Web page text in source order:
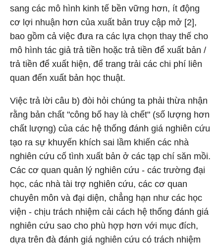
sang các mô hình kinh tế bền vững hơn, ít động
cơ lợi nhuận hơn của xuất bản truy cập mở [2],
bao gồm cả việc đưa ra các lựa chọn thay thế cho
mô hình tác giả trả tiền hoặc trả tiền để xuất bản /
trả tiền để xuất hiện, để trang trải các chi phí liên
quan đến xuất bản học thuật.
Việc trả lời câu b) đòi hỏi chúng ta phải thừa nhận
rằng bản chất "công bố hay là chết" (số lượng hơn
chất lượng) của các hệ thống đánh giá nghiên cứu
tạo ra sự khuyến khích sai lầm khiến các nhà
nghiên cứu cố tình xuất bản ở các tạp chí săn mồi.
Các cơ quan quản lý nghiên cứu - các trường đại
học, các nhà tài trợ nghiên cứu, các cơ quan
chuyên môn và đại diện, chẳng hạn như các học
viện - chịu trách nhiệm cải cách hệ thống đánh giá
nghiên cứu sao cho phù hợp hơn với mục đích,
dựa trên đà đánh giá nghiên cứu có trách nhiệm